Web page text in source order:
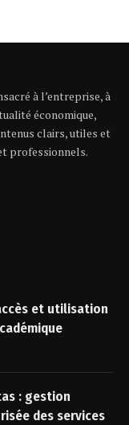
à l’entreprise, à
économique,
clairs, utiles et
professionnels.
et utilisation
: gestion
des services